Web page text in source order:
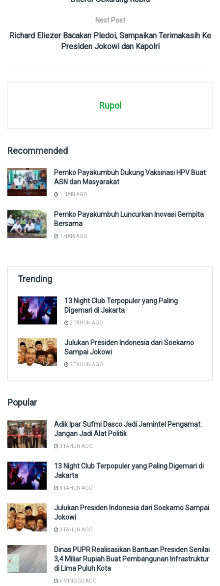
Next Post
Richard Eliezer Bacakan Pledoi, Sampaikan Terimakasih Ke
Presiden Jokowi dan Kapolri
Rupol
Recommended
Pemko Payakumbuh Dukung Vaksinasi HPV Buat
ASN dan Masyarakat
1 HARI AGO
Pemko Payakumbuh Luncurkan Inovasi Gempita
Bersama
1 HARI AGO
Trending
13 Night Club Terpopuler yang Paling
Digemari di Jakarta
3 TAHUN AGO
Julukan Presiden Indonesia dari Soekarno
Sampai Jokowi
3 TAHUN AGO
Popular
Adik Ipar Sufmi Dasco Jadi Jamintel Pengamat:
Jangan Jadi Alat Politik
3 TAHUN AGO
13 Night Club Terpopuler yang Paling Digemari di
Jakarta
3 TAHUN AGO
Julukan Presiden Indonesia dari Soekarno Sampai
Jokowi
3 TAHUN AGO
Dinas PUPR Realisasikan Bantuan Presiden Senilai
3,4 Miliar Rupiah Buat Pembangunan Infrastruktur
di Lima Puluh Kota
4 MINGGU AGO